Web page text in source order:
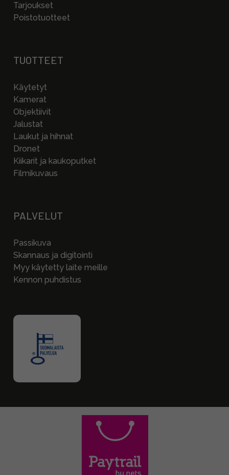
Tarjoukset
Poistotuotteet
TUOTTEET
Käytetyt
Kamerat
Objektiivit
Jalustat
Laukut ja hihnat
Dronet
Kiikarit ja kaukoputket
Filmikuvaus
PALVELUT
Passikuva
Skannaus ja digitointi
Myy käytetty laite meille
Kennon puhdistus